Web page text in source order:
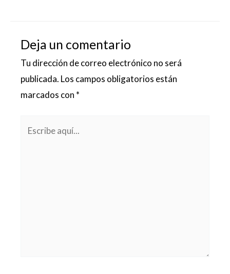
Deja un comentario
Tu dirección de correo electrónico no será
publicada. Los campos obligatorios están
marcados con *